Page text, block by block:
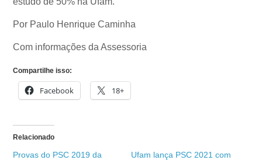
Por Paulo Henrique Caminha
Com informações da Assessoria
Compartilhe isso:
Facebook 18+
Relacionado
Provas do PSC 2019 da
Ufam lança PSC 2021 com